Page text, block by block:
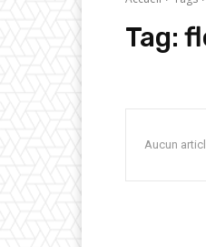
Tag:
Aucun